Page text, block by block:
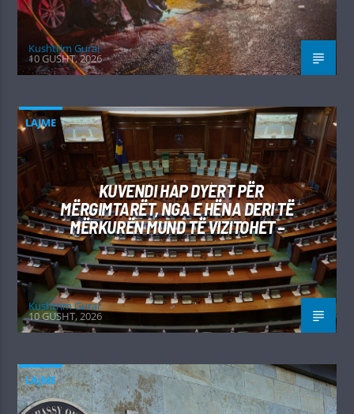
Kushtrim Guraj
10 GUSHT, 2026
LAJME
KUVENDI HAP DYERT PËR
MËRGIMTARËT, NGA E HËNA DERI TË
MËRKURËN MUND TË VIZITOHET –
Kushtrim Guraj
10 GUSHT, 2026
LAJME